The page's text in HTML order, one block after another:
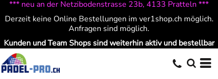
*** neu an der Netzibodenstrasse 23b, 4133 Pratteln ***
Derzeit keine Online Bestellungen im ver1shop.ch möglich.
Anfragen sind möglich.
Kunden und Team Shops sind weiterhin aktiv und bestellbar